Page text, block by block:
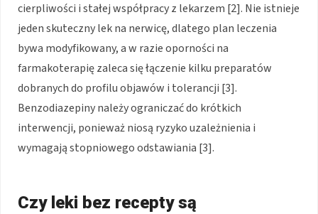
cierpliwości i stałej współpracy z lekarzem [2]. Nie istnieje
jeden skuteczny lek na nerwicę, dlatego plan leczenia
bywa modyfikowany, a w razie oporności na
farmakoterapię zaleca się łączenie kilku preparatów
dobranych do profilu objawów i tolerancji [3].
Benzodiazepiny należy ograniczać do krótkich
interwencji, ponieważ niosą ryzyko uzależnienia i
wymagają stopniowego odstawiania [3].
Czy leki bez recepty są